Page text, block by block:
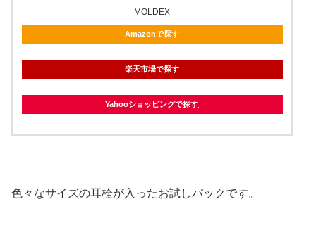
MOLDEX
Amazonで探す
楽天市場で探す
Yahooショッピングで探す
色々なサイズの耳栓が入ったお試しパックです。